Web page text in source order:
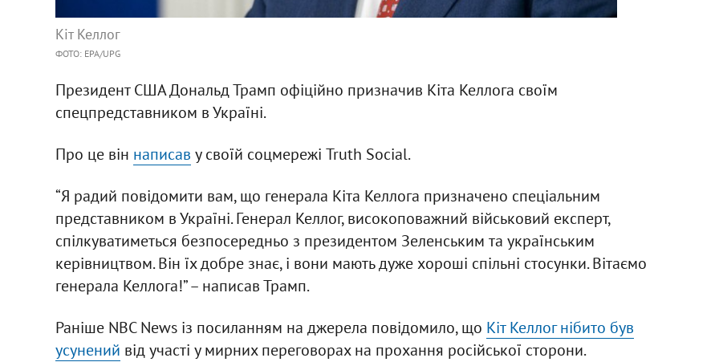
Кіт Келлог
ФОТО: EPA/UPG
Президент США Дональд Трамп офіційно призначив Кіта Келлога своїм
спецпредставником в Україні.
Про це він написав у своїй соцмережі Truth Social.
“Я радий повідомити вам, що генерала Кіта Келлога призначено спеціальним
представником в Україні. Генерал Келлог, високоповажний військовий експерт,
спілкуватиметься безпосередньо з президентом Зеленським та українським
керівництвом. Він їх добре знає, і вони мають дуже хороші спільні стосунки. Вітаємо
генерала Келлога!” – написав Трамп.
Раніше NBC News із посиланням на джерела повідомило, що Кіт Келлог нібито був
усунений від участі у мирних переговорах на прохання російської сторони.